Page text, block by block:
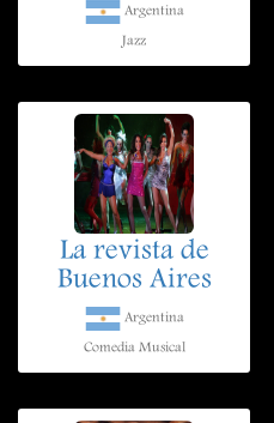
Argentina
Jazz
La revista de
Buenos Aires
Argentina
Comedia Musical